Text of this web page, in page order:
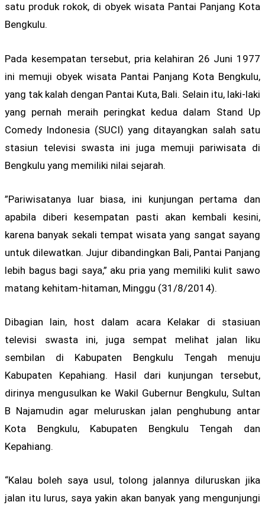
satu produk rokok, di obyek wisata Pantai Panjang Kota
Bengkulu.
Pada kesempatan tersebut, pria kelahiran 26 Juni 1977
ini memuji obyek wisata Pantai Panjang Kota Bengkulu,
yang tak kalah dengan Pantai Kuta, Bali. Selain itu, laki-laki
yang pernah meraih peringkat kedua dalam Stand Up
Comedy Indonesia (SUCI) yang ditayangkan salah satu
stasiun televisi swasta ini juga memuji pariwisata di
Bengkulu yang memiliki nilai sejarah.
”Pariwisatanya luar biasa, ini kunjungan pertama dan
apabila diberi kesempatan pasti akan kembali kesini,
karena banyak sekali tempat wisata yang sangat sayang
untuk dilewatkan. Jujur dibandingkan Bali, Pantai Panjang
lebih bagus bagi saya,” aku pria yang memiliki kulit sawo
matang kehitam-hitaman, Minggu (31/8/2014).
Dibagian lain, host dalam acara Kelakar di stasiuan
televisi swasta ini, juga sempat melihat jalan liku
sembilan di Kabupaten Bengkulu Tengah menuju
Kabupaten Kepahiang. Hasil dari kunjungan tersebut,
dirinya mengusulkan ke Wakil Gubernur Bengkulu, Sultan
B Najamudin agar meluruskan jalan penghubung antar
Kota Bengkulu, Kabupaten Bengkulu Tengah dan
Kepahiang.
“Kalau boleh saya usul, tolong jalannya diluruskan jika
jalan itu lurus, saya yakin akan banyak yang mengunjungi